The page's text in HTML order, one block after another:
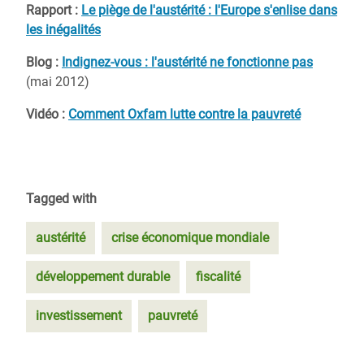
Rapport : Le piège de l'austérité : l'Europe s'enlise dans
les inégalités
Blog : Indignez-vous : l'austérité ne fonctionne pas
(mai 2012)
Vidéo : Comment Oxfam lutte contre la pauvreté
Tagged with
austérité crise économique mondiale
développement durable fiscalité
investissement pauvreté